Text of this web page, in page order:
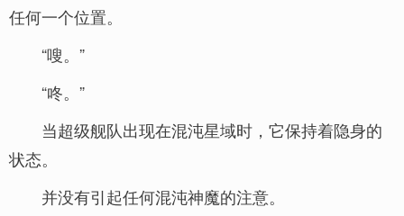
任何一个位置。
“嗖。”
“咚。”
当超级舰队出现在混沌星域时，它保持着隐身的
状态。
并没有引起任何混沌神魔的注意。